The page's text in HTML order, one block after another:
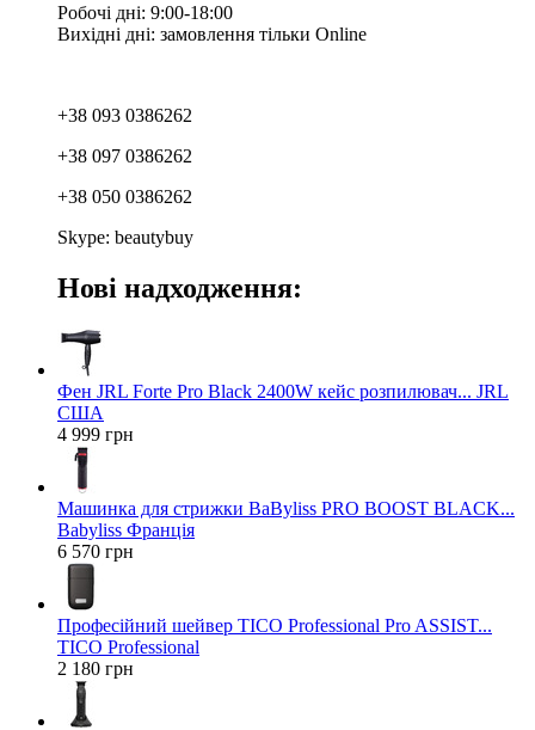
Робочі дні: 9:00-18:00
Вихідні дні: замовлення тільки Online
+38 093 0386262
+38 097 0386262
+38 050 0386262
Skype: beautybuy
Нові надходження:
Фен JRL Forte Pro Black 2400W кейс розпилювач... JRL
США
4 999 грн
Машинка для стрижки BaByliss PRO BOOST BLACK...
Babyliss Франція
6 570 грн
Професійний шейвер TICO Professional Pro ASSIST...
TICO Professional
2 180 грн